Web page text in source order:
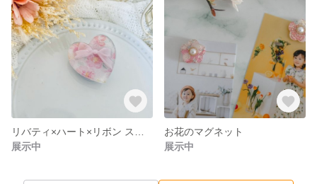
展示中
お花のマグネット
展示中